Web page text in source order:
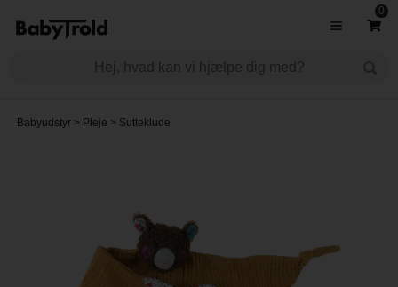
0
Babyudstyr> Pleje > Sutteklude